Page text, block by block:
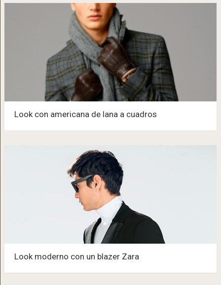
Look con americana de lana a cuadros
Look moderno con un blazer Zara